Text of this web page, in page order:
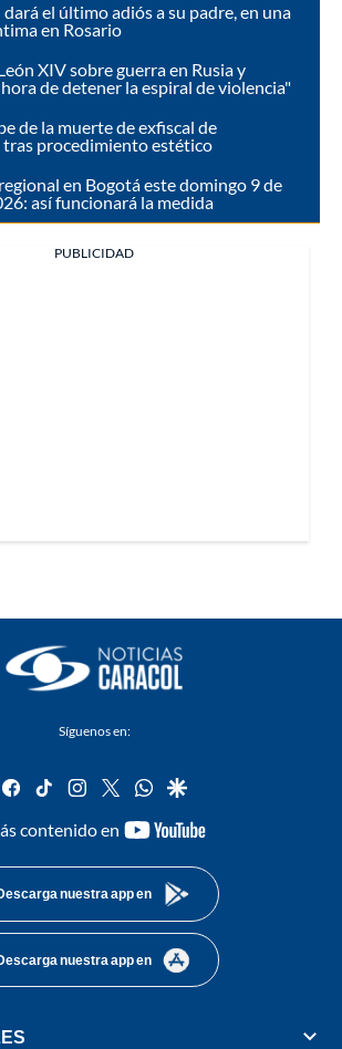
el último adiós a su padre, en una
en Rosario
XIV sobre guerra en Rusia y
de detener la espiral de violencia"
de la muerte de exfiscal de
procedimiento estético
en Bogotá este domingo 9 de
así funcionará la medida
PUBLICIDAD
Síguenos en:
facebook
tiktok instagram
twitterwhatsapp
google
contenido en
youtube-
nuestra app en
nuestra app en